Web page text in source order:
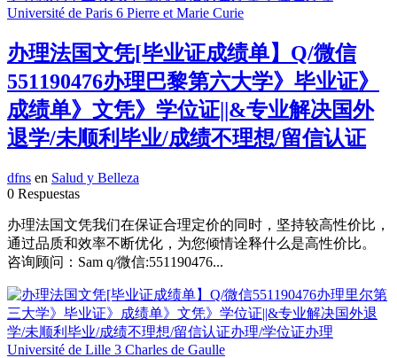
办理法国文凭[毕业证成绩单】Q/微信
551190476办理巴黎第六大学》毕业证》
成绩单》文凭》学位证||&专业解决国外
退学/未顺利毕业/成绩不理想/留信认证
dfns en Salud y Belleza
0 Respuestas
办理法国文凭我们在保证合理定价的同时，坚持较高性价比，
通过品质和效率不断优化，为您倾情诠释什么是高性价比。
咨询顾问：Sam q/微信:551190476...